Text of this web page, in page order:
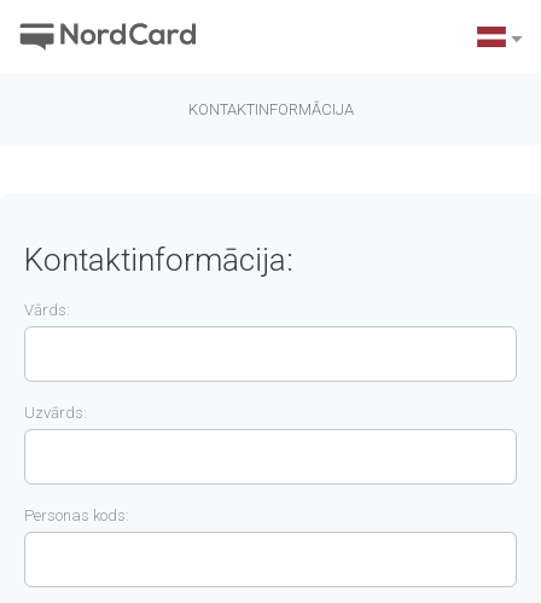
KONTAKTINFORMĀCIJA
Kontaktinformācija:
Vārds:
Uzvārds:
Personas kods: